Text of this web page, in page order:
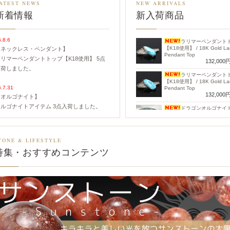
NEWS
着情報
ックレス・ペンダント】
マーペンダントトップ【K18使用】 5点
しました。
ルゴナイト】
ゴナイトアイテム 3点 入荷しました。
ーシュヒマール水晶ブレスレット 7点
しました。
レスレット】
ソプレーズブレスレット 2点 入荷しま
。
NEW ARRIVALS
新入荷商品
ラリマーペンダント
【K18使用】 / 18K Gold
Pendant Top
132,000
ラリマーペンダント
【K18使用】 / 18K Gold
Pendant Top
132,000
ドラゴンオルゴナイ
9,240
26,400
ガネーシュヒマール
レスレット【8.5mm玉】 /
Himal Quartz Bracelet
46,800
ガネーシュヒマール
レスレット【9.5mm玉】 /
Himal Quartz Bracelet
& LIFESTYLE
集・おすすめコンテンツ